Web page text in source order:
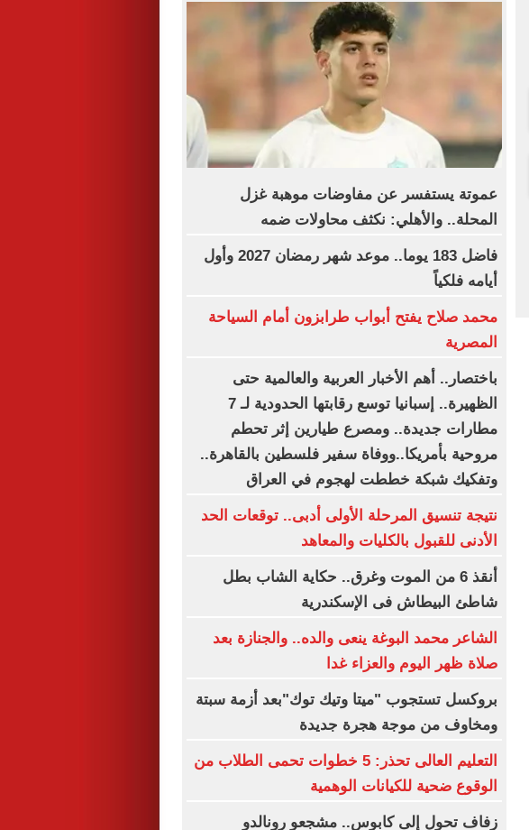
عموتة يستفسر عن مفاوضات موهبة غزل
المحلة.. والأهلي: نكثف محاولات ضمه
فاضل 183 يوما.. موعد شهر رمضان 2027 وأول
أيامه فلكياً
محمد صلاح يفتح أبواب طرابزون أمام السياحة
المصرية
باختصار.. أهم الأخبار العربية والعالمية حتى
الظهيرة.. إسبانيا توسع رقابتها الحدودية لـ 7
مطارات جديدة.. ومصرع طيارين إثر تحطم
مروحية بأمريكا..ووفاة سفير فلسطين بالقاهرة..
وتفكيك شبكة خططت لهجوم في العراق
نتيجة تنسيق المرحلة الأولى أدبى.. توقعات الحد
الأدنى للقبول بالكليات والمعاهد
أنقذ 6 من الموت وغرق.. حكاية الشاب بطل
شاطئ البيطاش فى الإسكندرية
الشاعر محمد البوغة ينعى والده.. والجنازة بعد
صلاة ظهر اليوم والعزاء غدا
بروكسل تستجوب "ميتا وتيك توك"بعد أزمة سبتة
ومخاوف من موجة هجرة جديدة
التعليم العالى تحذر: 5 خطوات تحمى الطلاب من
الوقوع ضحية للكيانات الوهمية
زفاف تحول إلى كابوس.. مشجعو رونالدو